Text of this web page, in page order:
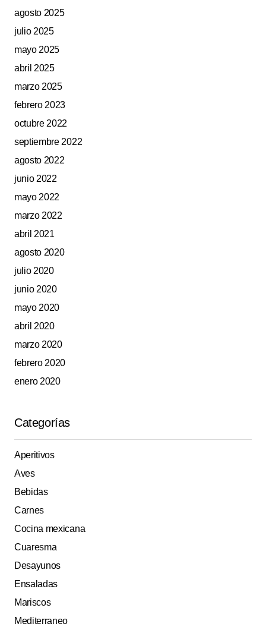
agosto 2025
julio 2025
mayo 2025
abril 2025
marzo 2025
febrero 2023
octubre 2022
septiembre 2022
agosto 2022
junio 2022
mayo 2022
marzo 2022
abril 2021
agosto 2020
julio 2020
junio 2020
mayo 2020
abril 2020
marzo 2020
febrero 2020
enero 2020
Categorías
Aperitivos
Aves
Bebidas
Carnes
Cocina mexicana
Cuaresma
Desayunos
Ensaladas
Mariscos
Mediterraneo